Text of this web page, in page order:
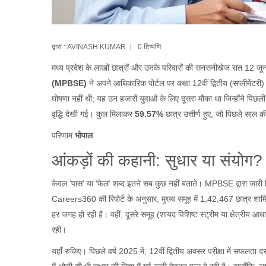
द्वारा : AVINASH KUMAR 0 टिप्पणि
मध्य प्रदेश के लाखों छात्रों और उनके परिवारों की सनसनीखेज रात 12
(MPBSE) ने अपने आधिकारिक पोर्टल पर कक्षा 12वीं द्वितीय
घोषणा नहीं थी; यह उन हजारों युवाओं के लिए दूसरा मौका था जिन्होंने
वृद्धि देखी गई। कुल मिलाकर 59.57% छात्र उत्तीर्ण हुए, जो पिछले साल
परिणामभोपाल
आंकड़ों की कहानी: सुधार या संयोग?
केवल 'पास' या 'फेल' शब्द इतने सब कुछ नहीं बताते। MPBSE द्वारा
Careers360 की रिपोर्ट के अनुसार, मुख्य समूह में 1,42,467 छात्र
हर जगह हो रही है। वहीं, दूसरे समूह (शायद विशिष्ट स्ट्रीम या क्षेत्रीय
रही।
यहाँ रुकिए। पिछले वर्ष 2025 में, 12वीं द्वितीय अवसर परीक्षा में